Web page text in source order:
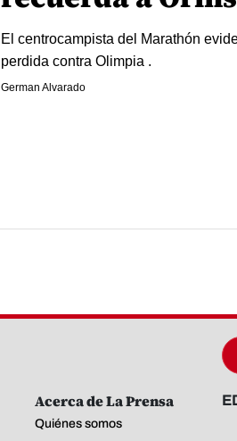
El centrocampista del Marathón
perdida contra Olimpia .
German Alvarado
Acerca de La Prensa
Quiénes somos